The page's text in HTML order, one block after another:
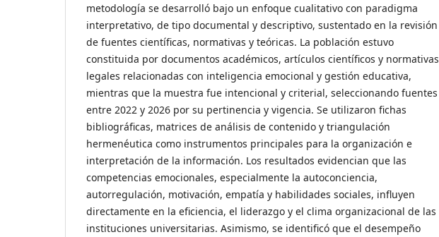
metodología se desarrolló bajo un enfoque cualitativo con paradigma
interpretativo, de tipo documental y descriptivo, sustentado en la revisión
de fuentes científicas, normativas y teóricas. La población estuvo
constituida por documentos académicos, artículos científicos y normativas
legales relacionadas con inteligencia emocional y gestión educativa,
mientras que la muestra fue intencional y criterial, seleccionando fuentes
entre 2022 y 2026 por su pertinencia y vigencia. Se utilizaron fichas
bibliográficas, matrices de análisis de contenido y triangulación
hermenéutica como instrumentos principales para la organización e
interpretación de la información. Los resultados evidencian que las
competencias emocionales, especialmente la autoconciencia,
autorregulación, motivación, empatía y habilidades sociales, influyen
directamente en la eficiencia, el liderazgo y el clima organizacional de las
instituciones universitarias. Asimismo, se identificó que el desempeño